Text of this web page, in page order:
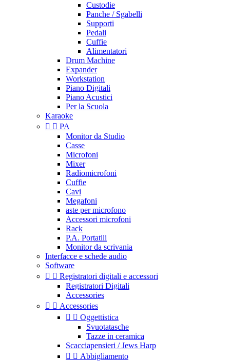
Custodie
Panche / Sgabelli
Supporti
Pedali
Cuffie
Alimentatori
Drum Machine
Expander
Workstation
Piano Digitali
Piano Acustici
Per la Scuola
Karaoke
  PA
Monitor da Studio
Casse
Microfoni
Mixer
Radiomicrofoni
Cuffie
Cavi
Megafoni
aste per microfono
Accessori microfoni
Rack
P.A. Portatili
Monitor da scrivania
Interfacce e schede audio
Software
  Registratori digitali e accessori
Registratori Digitali
Accessories
  Accessories
  Oggettistica
Svuotatasche
Tazze in ceramica
Scacciapensieri / Jews Harp
  Abbigliamento